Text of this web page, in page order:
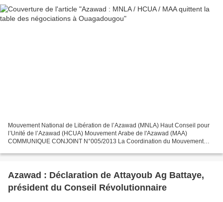
Mouvement National de Libération de l’Azawad (MNLA) Haut Conseil pour
l’Unité de l’Azawad (HCUA) Mouvement Arabe de l'Azawad (MAA)
COMMUNIQUE CONJOINT N°005/2013 La Coordination du Mouvement
Azawad : Déclaration de Attayoub Ag Battaye,
président du Conseil Révolutionnaire